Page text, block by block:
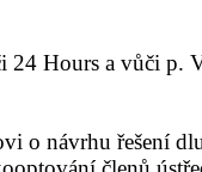
24 Hours a vůči p.
o návrhu řešení